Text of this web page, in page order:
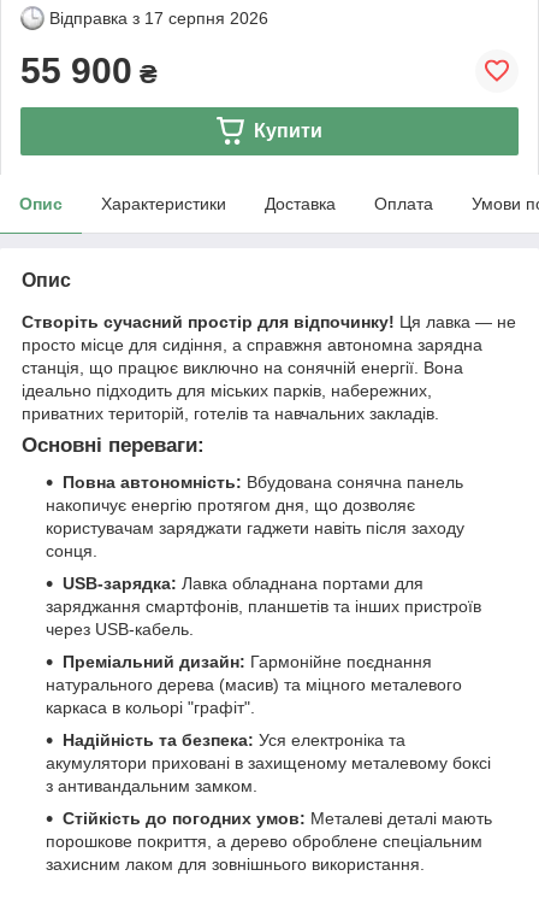
Відправка з 17 серпня 2026
55 900 ₴
Купити
Опис Характеристики Доставка Оплата Умови
Опис
Створіть сучасний простір для відпочинку! Ця лавка — не
просто місце для сидіння, а справжня автономна зарядна
станція, що працює виключно на сонячній енергії. Вона
ідеально підходить для міських парків, набережних,
приватних територій, готелів та навчальних закладів.
Основні переваги:
Повна автономність: Вбудована сонячна панель
накопичує енергію протягом дня, що дозволяє
користувачам заряджати гаджети навіть після заходу
сонця.
USB-зарядка: Лавка обладнана портами для
заряджання смартфонів, планшетів та інших пристроїв
через USB-кабель.
Преміальний дизайн: Гармонійне поєднання
натурального дерева (масив) та міцного металевого
каркаса в кольорі "графіт".
Надійність та безпека: Уся електроніка та
акумулятори приховані в захищеному металевому боксі
з антивандальним замком.
Стійкість до погодних умов: Металеві деталі мають
порошкове покриття, а дерево оброблене спеціальним
захисним лаком для зовнішнього використання.